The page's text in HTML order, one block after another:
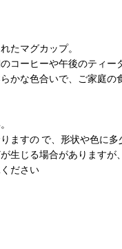
たマグカップ。
コーヒーや午後のティー
かな色合いで、ご家庭の
ますの で、形状や色に多
生じる場合がありますが
ださい